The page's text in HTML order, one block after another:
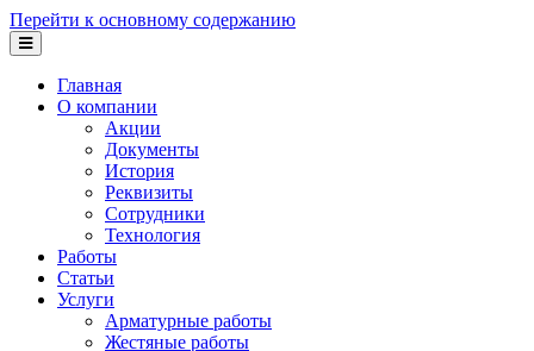
Перейти к основному содержанию
Главная
О компании
Акции
Документы
История
Реквизиты
Сотрудники
Технология
Работы
Статьи
Услуги
Арматурные работы
Жестяные работы